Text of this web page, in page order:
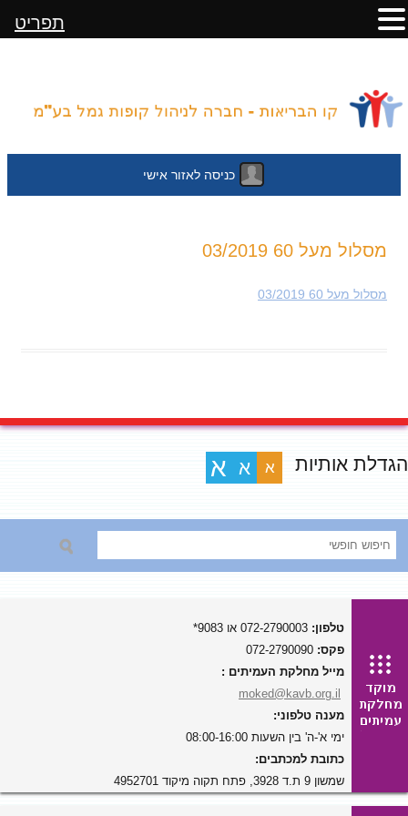
כניסה לאזור אישי
לתוכן
מסלול מעל 60 03/2019
מסלול מעל 60 03/2019
הגדלת אותיות א א א
טלפון:
פקס:
מייל מחלקת העמיתים :
moked@kavb.org.il
מענה טלפוני:
ימי א'-ה' בין השעות 08:00-16:00
כתובת למכתבים:
שמשון 9 ת.ד 3928, פתח תקוה מיקוד 4952701
תפריט